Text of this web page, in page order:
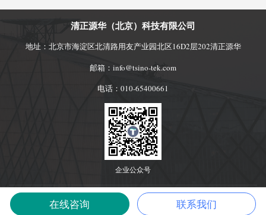
清正源华（北京）科技有限公司
地址：北京市海淀区北清路用友产业园北区16D2层202清正源华
邮箱：info@tsino-tek.com
电话：010-65400661
企业公众号
© 2019 清正源华(北京)科技有限公司 京ICP备19020039号-2
京ICP备19020039
号-1
在线咨询 联系我们